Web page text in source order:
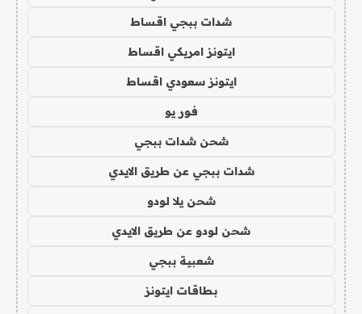
شدات ببجي اقساط
ايتونز امريكي اقساط
ايتونز سعودي اقساط
فور يو
شحن شدات ببجي
شدات ببجي عن طريق الايدي
شحن يلا لودو
شحن لودو عن طريق الايدي
شعبية ببجي
بطاقات ايتونز